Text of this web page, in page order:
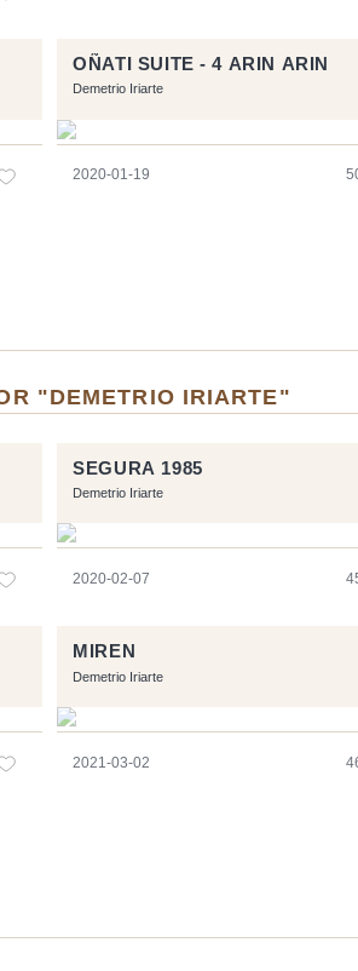
OÑATI SUITE - 4 ARIN ARIN
Demetrio Iriarte
2020-01-19
"DEMETRIO IRIARTE"
SEGURA 1985
Demetrio Iriarte
2020-02-07
MIREN
Demetrio Iriarte
2021-03-02